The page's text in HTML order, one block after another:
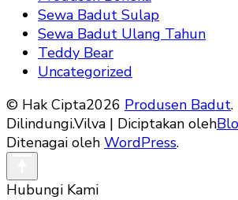
Sewa Badut Sulap
Sewa Badut Ulang Tahun
Teddy Bear
Uncategorized
© Hak Cipta2026 Produsen Badut.
Dilindungi.Vilva | Diciptakan oleh
Ditenagai oleh WordPress.
Hubungi Kami